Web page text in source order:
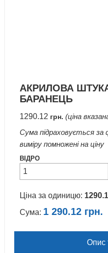
АКРИЛОВА
БАРАНЕЦЬ
1290.12 грн. (ціна
Сума підраховується за
виміру помножені на ціну
ВІДРО
Ціна за одиницю:
Сума: 1 290.12 грн.
Опис